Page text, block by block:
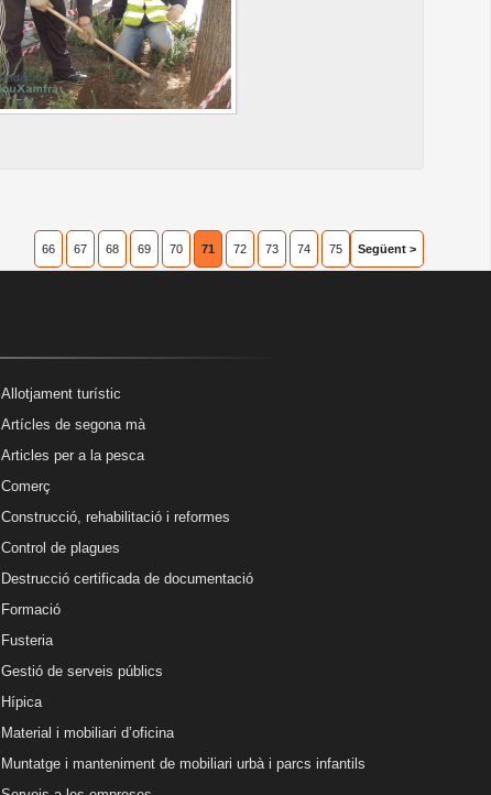
66 67 68 69 70 71 72 73 74 75 Següent >
Allotjament turístic
Artícles de segona mà
Articles per a la pesca
Comerç
Construcció, rehabilitació i reformes
Control de plagues
Destrucció certificada de documentació
Formació
Fusteria
Gestió de serveis públics
Hípica
Material i mobiliari d’oficina
Muntatge i manteniment de mobiliari urbà i parcs infantils